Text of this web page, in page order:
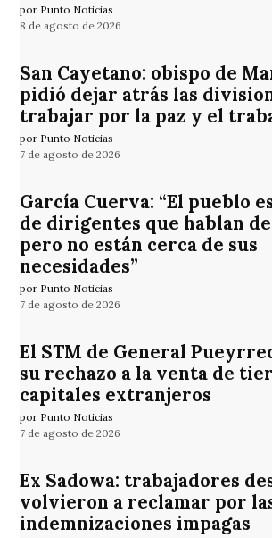
por Punto Noticias
8 de agosto de 2026
San Cayetano: obispo de
pidió dejar atrás las
trabajar por la paz y el
por Punto Noticias
7 de agosto de 2026
García Cuerva: “El pueblo
de dirigentes que hablan
pero no están cerca de sus
necesidades”
por Punto Noticias
7 de agosto de 2026
El STM de General
su rechazo a la venta de
capitales extranjeros
por Punto Noticias
7 de agosto de 2026
Ex Sadowa: trabajadores
volvieron a reclamar por
indemnizaciones impagas